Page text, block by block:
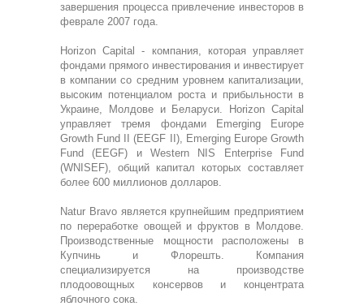
завершения процесса привлечение инвесторов в
феврале 2007 года.
Horizon Capital - компания, которая управляет
фондами прямого инвестирования и инвестирует
в компании со средним уровнем капитализации,
высоким потенциалом роста и прибыльности в
Украине, Молдове и Беларуси. Horizon Capital
управляет тремя фондами Emerging Europe
Growth Fund II (EEGF II), Emerging Europe Growth
Fund (EEGF) и Western NIS Enterprise Fund
(WNISEF), общий капитал которых составляет
более 600 миллионов долларов.
Natur Bravo является крупнейшим предприятием
по переработке овощей и фруктов в Молдове.
Производственные мощности расположены в
Купчинь и Флорешть. Компания
специализируется на производстве
плодоовощных консервов и концентрата
яблочного сока.